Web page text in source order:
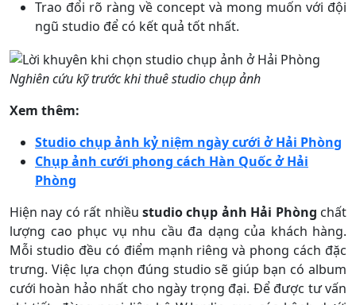
Trao đổi rõ ràng về concept và mong muốn với đội
ngũ studio để có kết quả tốt nhất.
Nghiên cứu kỹ trước khi thuê studio chụp ảnh
Xem thêm:
Studio chụp ảnh kỷ niệm ngày cưới ở Hải Phòng
Chụp ảnh cưới phong cách Hàn Quốc ở Hải
Phòng
Hiện nay có rất nhiều studio chụp ảnh Hải Phòng chất
lượng cao phục vụ nhu cầu đa dạng của khách hàng.
Mỗi studio đều có điểm mạnh riêng và phong cách đặc
trưng. Việc lựa chọn đúng studio sẽ giúp bạn có album
cưới hoàn hảo nhất cho ngày trọng đại. Để được tư vấn